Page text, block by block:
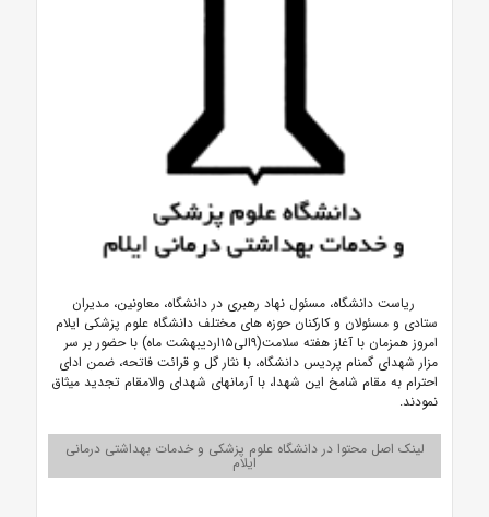
ریاست دانشگاه، مسئول نهاد رهبری در دانشگاه، معاونین، مدیران
ستادی و مسئولان و کارکنان حوزه های مختلف دانشگاه علوم پزشکی ایلام
امروز همزمان با آغاز هفته سلامت(۹الی۱۵اردیبهشت ماه) با حضور بر سر
مزار شهدای گمنام پردیس دانشگاه، با نثار گل و قرائت فاتحه، ضمن ادای
احترام به مقام شامخ این شهدا، با آرمانهای شهدای والامقام تجدید میثاق
نمودند.
لینک اصل محتوا در دانشگاه علوم پزشکی و خدمات بهداشتی درمانی
ایلام